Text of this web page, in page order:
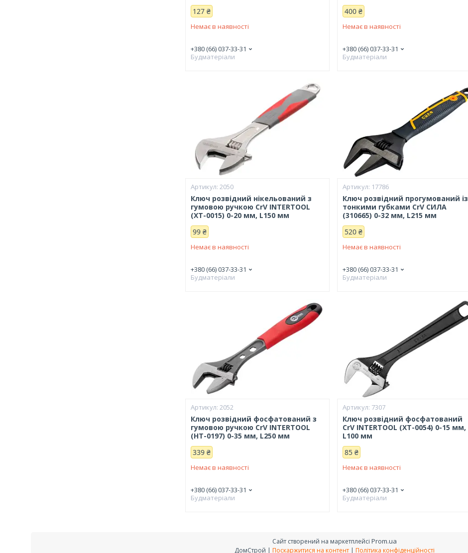
127 ₴
Немає в наявності
+380 (66) 037-33-31
Будматеріали
400 ₴
Немає в наявності
+380 (66) 037-33-31
Будматеріали
2050
Ключ розвідний нікельований з
гумовою ручкою CrV INTERTOOL
(XT-0015) 0-20 мм, L150 мм
99 ₴
Немає в наявності
+380 (66) 037-33-31
Будматеріали
17786
Ключ розвідний прогумований із
тонкими губками CrV СИЛА
(310665) 0-32 мм, L215 мм
520 ₴
Немає в наявності
+380 (66) 037-33-31
Будматеріали
2052
Ключ розвідний фосфатований з
гумовою ручкою CrV INTERTOOL
(HT-0197) 0-35 мм, L250 мм
339 ₴
Немає в наявності
+380 (66) 037-33-31
Будматеріали
7307
Ключ розвідний фосфатований
CrV INTERTOOL (XT-0054) 0-15 мм,
L100 мм
85 ₴
Немає в наявності
+380 (66) 037-33-31
Будматеріали
Сайт створений на маркетплейсі Prom.ua
ДомСтрой | Поскаржитися на контент | Політика конфіденційності